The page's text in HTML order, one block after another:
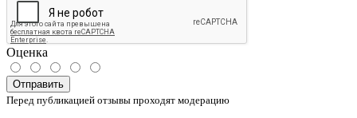
Оценка
Отправить
Перед публикацией отзывы проходят модерацию